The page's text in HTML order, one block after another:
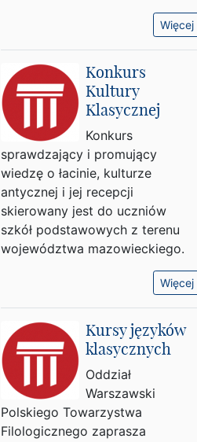
Więcej
Konkurs
Kultury
Klasycznej
Konkurs
sprawdzający i promujący
wiedzę o łacinie, kulturze
antycznej i jej recepcji
skierowany jest do uczniów
szkół podstawowych z terenu
województwa mazowieckiego.
Więcej
Kursy języków
klasycznych
Oddział
Warszawski
Polskiego Towarzystwa
Filologicznego zaprasza